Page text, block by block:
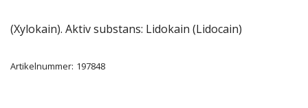
(Xylokain). Aktiv substans: Lidokain (Lidocain)
Artikelnummer: 197848